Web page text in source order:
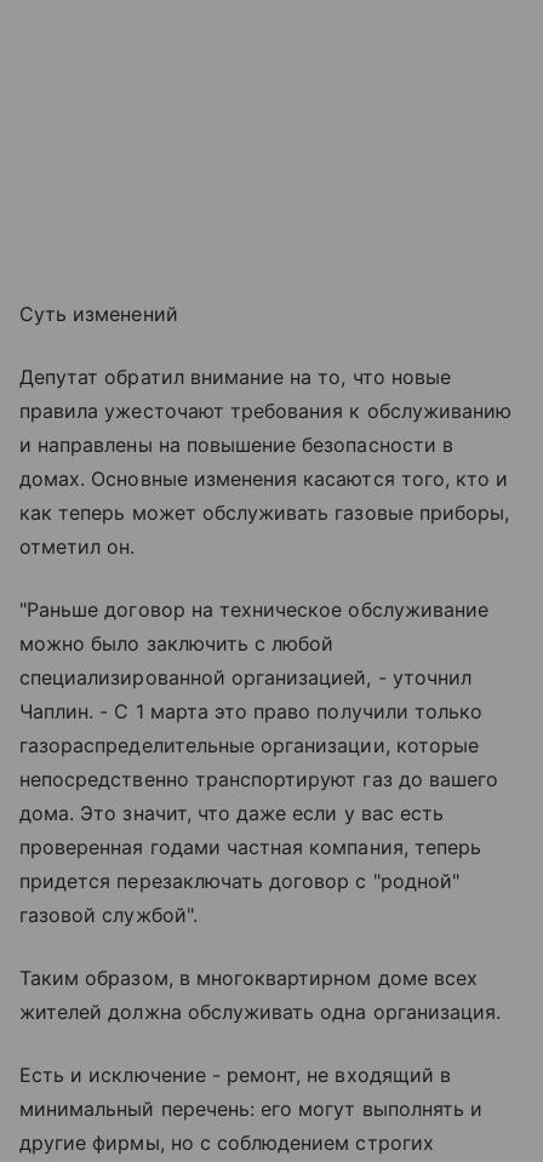
Суть изменений
Депутат обратил внимание на то, что новые
правила ужесточают требования к обслуживанию
и направлены на повышение безопасности в
домах. Основные изменения касаются того, кто и
как теперь может обслуживать газовые приборы,
отметил он.
"Раньше договор на техническое обслуживание
можно было заключить с любой
специализированной организацией, - уточнил
Чаплин. - С 1 марта это право получили только
газораспределительные организации, которые
непосредственно транспортируют газ до вашего
дома. Это значит, что даже если у вас есть
проверенная годами частная компания, теперь
придется перезаключать договор с "родной"
газовой службой".
Таким образом, в многоквартирном доме всех
жителей должна обслуживать одна организация.
Есть и исключение - ремонт, не входящий в
минимальный перечень: его могут выполнять и
другие фирмы, но с соблюдением строгих